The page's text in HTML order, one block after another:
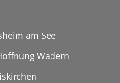
am See
Wadern